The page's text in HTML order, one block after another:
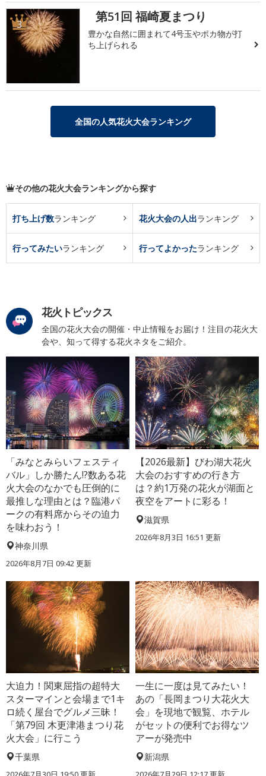
3 第51回 福崎夏まつり
豊かな自然に囲まれて4号玉やポカ物が打
ち上げられる
全国の人気花火大会ランキング
その他の花火大会ランキングから探す
打ち上げ数ランキング 花火大会の人出ランキング
行ってみたいランキング 行ってよかったランキング
花火トピックス
全国の花火大会の開催・中止情報をお届け！注目の花火大
会や、知って得する花火ネタをご紹介。
「みなとみらいフェスティ
バル」しか勝たん!?数ある花
火大会のなかでも圧倒的に
最推しな理由とは？臨港パ
ークの有料席からその迫力
を味わおう！
神奈川県
2026年8月7日 09:42 更新
【2026最新】びわ湖大花火
大会のおすすめの行き方
は？約1万発の花火が湖面と
夜空をアートに彩る！
滋賀県
2026年8月3日 16:51 更新
大迫力！関東屈指の超特大
スターマインと会場まで1キ
ロ続く屋台でグルメ三昧！
「第79回 木更津港まつり花
火大会」に行こう
千葉県
一生に一度は見てみたい！
あの「長岡まつり大花火大
会」を現地で観覧、ホテル
がセットの便利でお得なツ
アーが発売中
新潟県